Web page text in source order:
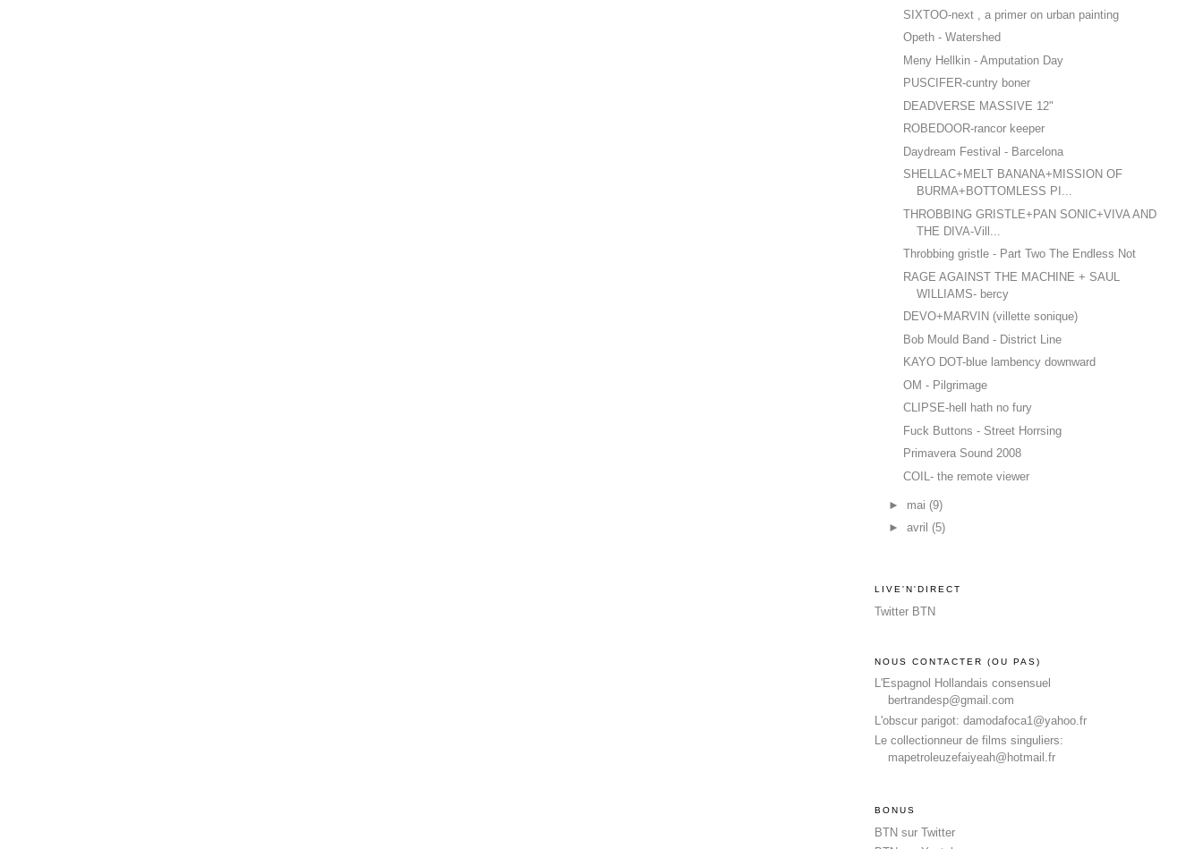
SIXTOO-next , a primer on urban painting
Opeth - Watershed
Meny Hellkin - Amputation Day
PUSCIFER-cuntry boner
DEADVERSE MASSIVE 12"
ROBEDOOR-rancor keeper
Daydream Festival - Barcelona
SHELLAC+MELT BANANA+MISSION OF
BURMA+BOTTOMLESS PI...
THROBBING GRISTLE+PAN SONIC+VIVA AND
THE DIVA-Vill...
Throbbing gristle - Part Two The Endless Not
RAGE AGAINST THE MACHINE + SAUL
WILLIAMS- bercy
DEVO+MARVIN (villette sonique)
Bob Mould Band - District Line
KAYO DOT-blue lambency downward
OM - Pilgrimage
CLIPSE-hell hath no fury
Fuck Buttons - Street Horrsing
Primavera Sound 2008
COIL- the remote viewer
► mai (9)
►avril (5)
LIVE'N'DIRECT
Twitter BTN
NOUS CONTACTER (OU PAS)
L'Espagnol Hollandais consensuel
bertrandesp@gmail.com
L'obscur parigot: damodafoca1@yahoo.fr
Le collectionneur de films singuliers:
mapetroleuzefaiyeah@hotmail.fr
BONUS
BTN sur Twitter